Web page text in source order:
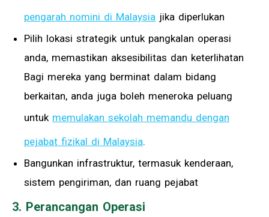
pengarah nomini di Malaysia jika diperlukan
Pilih lokasi strategik untuk pangkalan operasi
anda, memastikan aksesibilitas dan keterlihatan
Bagi mereka yang berminat dalam bidang
berkaitan, anda juga boleh meneroka peluang
untuk memulakan sekolah memandu dengan
pejabat fizikal di Malaysia.
Bangunkan infrastruktur, termasuk kenderaan,
sistem pengiriman, dan ruang pejabat
3. Perancangan Operasi